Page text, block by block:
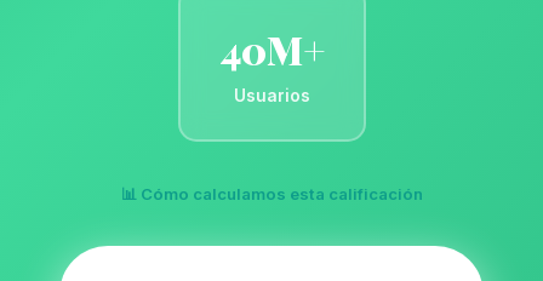
40M+
Usuarios
📊 Cómo calculamos esta calificación